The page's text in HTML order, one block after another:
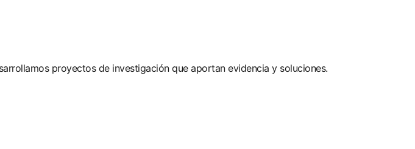
proyectos de investigación que aportan evidencia y soluciones.